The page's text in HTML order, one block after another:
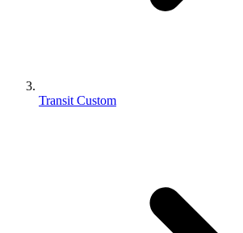
Transit Custom